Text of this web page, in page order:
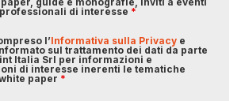
di interesse *
l’Informativa sulla Privacy e
sul trattamento dei dati da parte
Italia Srl per informazioni e
di interesse inerenti le tematiche
paper *